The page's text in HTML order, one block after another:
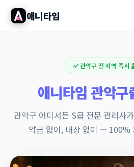
애니타임
✅ 관악구 전 지역 즉시
애니타임 관악구
관악구 어디서든 S급 전문 관리사
약금 없이, 내상 없이 — 100%